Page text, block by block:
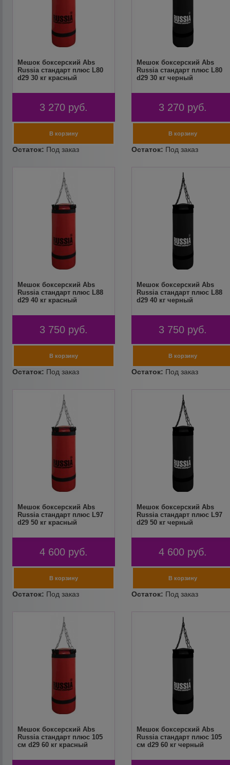
Мешок боксерский Abs
Russia стандарт плюс L80
d29 30 кг красный
3 270 руб.
Мешок боксерский Abs
Russia стандарт плюс L80
d29 30 кг черный
3 270 руб.
Мешок боксерский Abs
Russia стандарт плюс L88
d29 40 кг красный
3 750 руб.
Мешок боксерский Abs
Russia стандарт плюс L88
d29 40 кг черный
3 750 руб.
Мешок боксерский Abs
Russia стандарт плюс L97
d29 50 кг красный
4 600 руб.
Мешок боксерский Abs
Russia стандарт плюс L97
d29 50 кг черный
4 600 руб.
Мешок боксерский Abs
Russia стандарт плюс 105
см d29 60 кг красный
Мешок боксерский Abs
Russia стандарт плюс 105
см d29 60 кг черный